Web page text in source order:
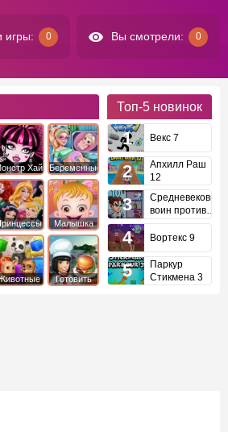
игры: 0 Вы смотрели: 0
Хай Беременные
Диснея
Малышка
Хейзел
Готовить
Топ-5 новинок
Векс 7
Апхилл Раш
12
Средневековый
воин против
Вортекс 9
Паркур
Стикмена 3